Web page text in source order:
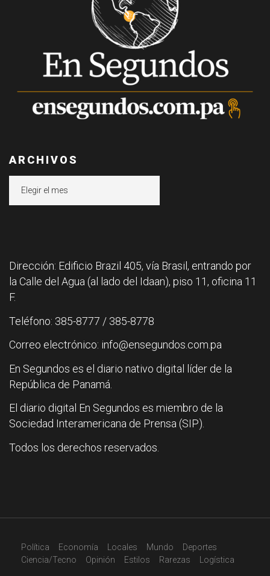
ARCHIVOS
Dirección: Edificio Brazil 405, vía Brasil, entrando por
la Calle del Agua (al lado del Idaan), piso 11, oficina 11
F.
Teléfono: 385-8777 / 385-8778
Correo electrónico: info@ensegundos.com.pa
En Segundos es el diario nativo digital líder de la
República de Panamá.
El diario digital En Segundos es miembro de la
Sociedad Interamericana de Prensa (SIP).
Todos los derechos reservados.
Política Economía Locales Mundo
Deportes
Ciencia/Tecno
Opinión Estilos Rarezas Logística